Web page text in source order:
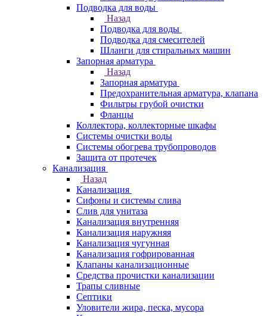
Подводка для воды
Назад
Подводка для воды
Подводка для смесителей
Шланги для стиральных машин
Запорная арматура
Назад
Запорная арматура
Предохранительная арматура, клапана
Фильтры грубой очистки
Фланцы
Коллектора, коллекторные шкафы
Системы очистки воды
Системы обогрева трубопроводов
Защита от протечек
Канализация
Назад
Канализация
Сифоны и системы слива
Слив для унитаза
Канализация внутренняя
Канализация наружняя
Канализация чугунная
Канализация гофрированная
Клапаны канализационные
Средства прочистки канализации
Трапы сливные
Септики
Уловители жира, песка, мусора